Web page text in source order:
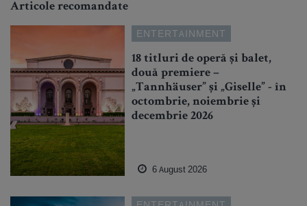
Articole recomandate
ENTERTAINMENT
18 titluri de operă și balet,
două premiere –
„Tannhäuser” și „Giselle” - în
octombrie, noiembrie și
decembrie 2026
6 August 2026